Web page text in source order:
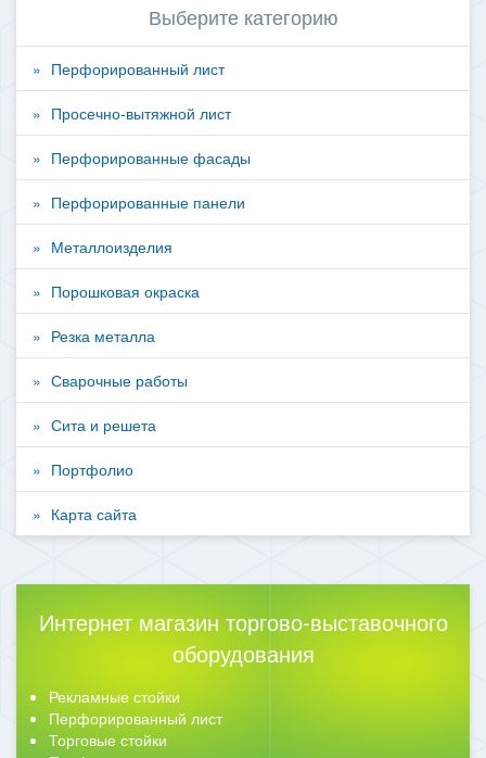
Выберите категорию
Перфорированный лист
Просечно-вытяжной лист
Перфорированные фасады
Перфорированные панели
Металлоизделия
Порошковая окраска
Резка металла
Сварочные работы
Сита и решета
Портфолио
Карта сайта
Интернет магазин торгово-выставочного
оборудования
Рекламные стойки
Перфорированный лист
Торговые стойки